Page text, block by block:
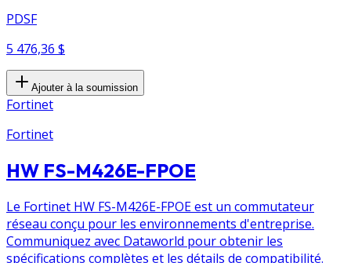
PDSF
5 476,36 $
Ajouter à la soumission
Fortinet
Fortinet
HW FS-M426E-FPOE
Le Fortinet HW FS-M426E-FPOE est un commutateur
réseau conçu pour les environnements d'entreprise.
Communiquez avec Dataworld pour obtenir les
spécifications complètes et les détails de compatibilité.